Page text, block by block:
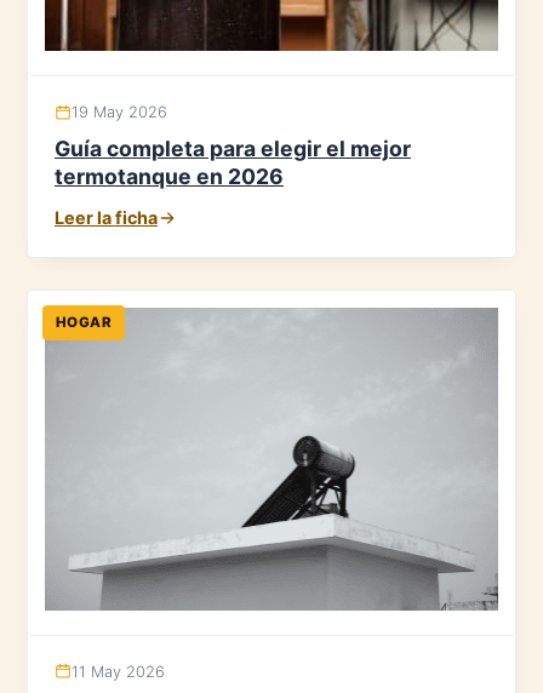
19 May 2026
Guía completa para elegir el mejor
termotanque en 2026
Leer la ficha
HOGAR
11 May 2026